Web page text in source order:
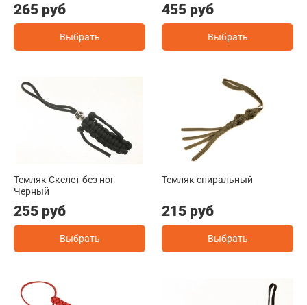
265 руб
Выбрать
455 руб
Выбрать
Темляк Скелет без ног
Черный
255 руб
Выбрать
Темляк спиральный
215 руб
Выбрать